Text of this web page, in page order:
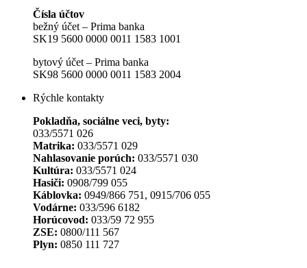
Čísla účtov
bežný účet – Prima banka
SK19 5600 0000 0011 1583 1001
bytový účet – Prima banka
SK98 5600 0000 0011 1583 2004
Rýchle kontakty
Pokladňa, sociálne veci, byty:
033/5571 026
Matrika: 033/5571 029
Nahlasovanie porúch: 033/5571 030
Kultúra: 033/5571 024
Hasiči: 0908/799 055
Káblovka: 0949/866 751, 0915/706 055
Vodárne: 033/596 6182
Horúcovod: 033/59 72 955
ZSE: 0800/111 567
Plyn: 0850 111 727